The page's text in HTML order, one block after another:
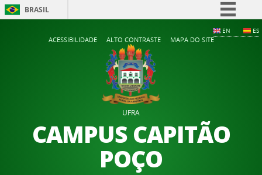
BRASIL
Acesso à informação
EN ES
ACESSIBILIDADE ALTO CONTRASTE MAPA DO SITE
UFRA
CAMPUS CAPITÃO
POÇO